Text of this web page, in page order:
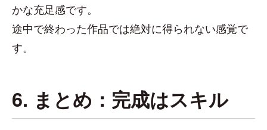
かな充足感です。
途中で終わった作品では絶対に得られない感覚で
す。
6. まとめ：完成はスキル